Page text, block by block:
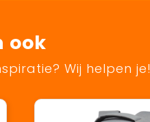
ook
Wij helpen je!